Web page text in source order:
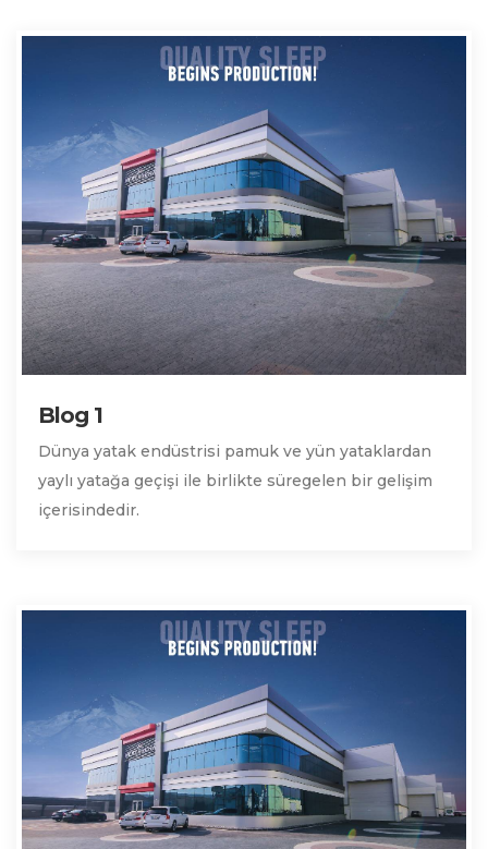
Blog 1
Dünya yatak endüstrisi pamuk ve yün yataklardan
yaylı yatağa geçişi ile birlikte süregelen bir gelişim
içerisindedir.